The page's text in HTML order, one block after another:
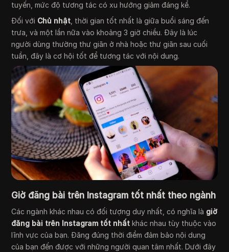
tuyến, mức độ tương tác có xu hướng giảm đáng kể.
Đối với Chủ nhật , thời gian tốt nhất là giữa buổi sáng đến
trưa, và một lần nữa vào khoảng 3 giờ chiều. Đây là lúc
người dùng thường thư giãn ở nhà hoặc thư giãn sau cuối
tuần, đây là cơ hội tốt để tương tác với nội dung.
Giờ đăng bài trên Instagram tốt nhất theo ngành
Các ngành khác nhau có đối tượng duy nhất, có nghĩa là giờ
đăng bài trên Instagram tốt nhất khác nhau tùy thuộc vào
lĩnh vực của bạn. Đăng đúng thời điểm đảm bảo nội dung
của bạn đến được với những người quan tâm nhất. Dưới đây